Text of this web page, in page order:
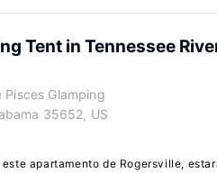
Tent in Tennessee
Glamping
35652, US
apartamento de Rogersville,